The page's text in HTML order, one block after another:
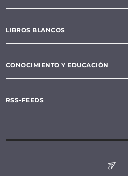
LIBROS BLANCOS
CONOCIMIENTO Y EDUCACIÓN
RSS-FEEDS